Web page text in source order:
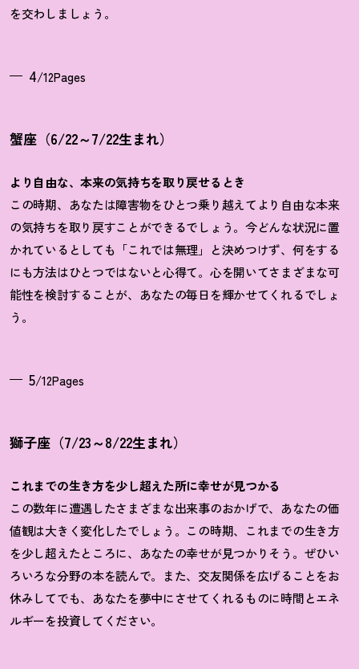
を交わしましょう。
4/12Pages
蟹座（6/22～7/22生まれ）
より自由な、本来の気持ちを取り戻せるとき
この時期、あなたは障害物をひとつ乗り越えてより自由な本来
の気持ちを取り戻すことができるでしょう。今どんな状況に置
かれているとしても「これでは無理」と決めつけず、何をする
にも方法はひとつではないと心得て。心を開いてさまざまな可
能性を検討することが、あなたの毎日を輝かせてくれるでしょ
う。
5/12Pages
獅子座（7/23～8/22生まれ）
これまでの生き方を少し超えた所に幸せが見つかる
この数年に遭遇したさまざまな出来事のおかげで、あなたの価
値観は大きく変化したでしょう。この時期、これまでの生き方
を少し超えたところに、あなたの幸せが見つかりそう。ぜひい
ろいろな分野の本を読んで。また、交友関係を広げることをお
休みしてでも、あなたを夢中にさせてくれるものに時間とエネ
ルギーを投資してください。